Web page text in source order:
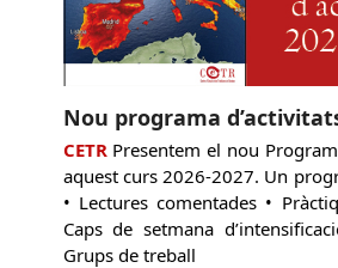
Nou programa
CETR Presentem el nou
aquest curs 2026-2027. Un
• Lectures comentades •
Caps de setmana
Grups de treball